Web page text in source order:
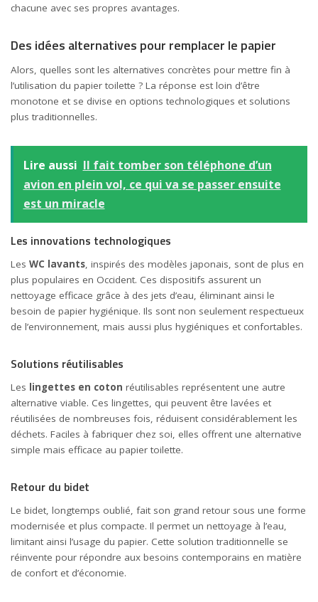
chacune avec ses propres avantages.
Des idées alternatives pour remplacer le papier
Alors, quelles sont les alternatives concrètes pour mettre fin à
l’utilisation du papier toilette ? La réponse est loin d’être
monotone et se divise en options technologiques et solutions
plus traditionnelles.
Lire aussi Il fait tomber son téléphone d’un
avion en plein vol, ce qui va se passer ensuite
est un miracle
Les innovations technologiques
Les WC lavants, inspirés des modèles japonais, sont de plus en
plus populaires en Occident. Ces dispositifs assurent un
nettoyage efficace grâce à des jets d’eau, éliminant ainsi le
besoin de papier hygiénique. Ils sont non seulement respectueux
de l’environnement, mais aussi plus hygiéniques et confortables.
Solutions réutilisables
Les lingettes en coton réutilisables représentent une autre
alternative viable. Ces lingettes, qui peuvent être lavées et
réutilisées de nombreuses fois, réduisent considérablement les
déchets. Faciles à fabriquer chez soi, elles offrent une alternative
simple mais efficace au papier toilette.
Retour du bidet
Le bidet, longtemps oublié, fait son grand retour sous une forme
modernisée et plus compacte. Il permet un nettoyage à l’eau,
limitant ainsi l’usage du papier. Cette solution traditionnelle se
réinvente pour répondre aux besoins contemporains en matière
de confort et d’économie.